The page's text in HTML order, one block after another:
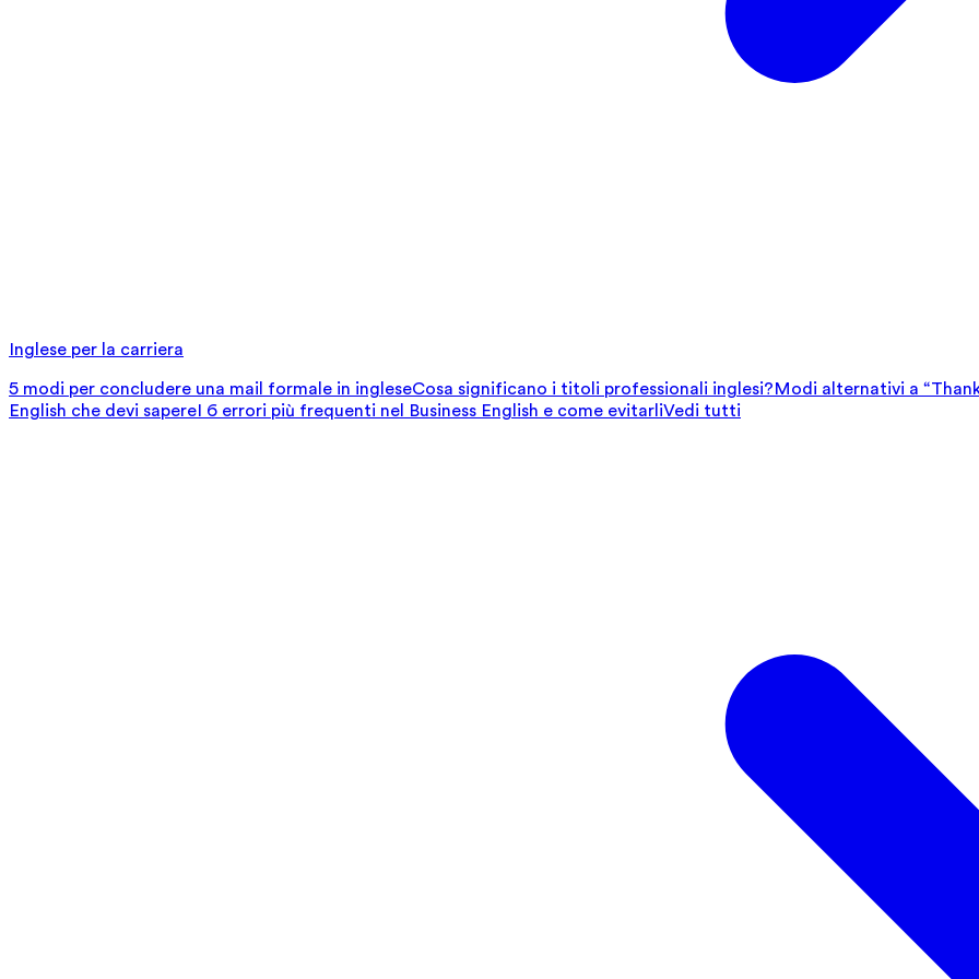
Inglese per la carriera
5 modi per concludere una mail formale in ingleseCosa significano i titoli professionali inglesi?Modi alternativi a
English che devi sapereI 6 errori più frequenti nel Business English e come evitarliVedi tutti